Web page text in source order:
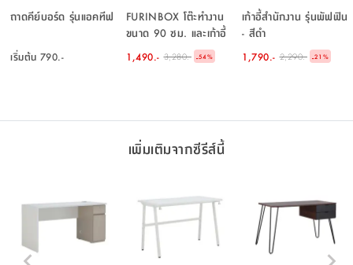
ถาดคีย์บอร์ด รุ่นแอคทีฟ
เริ่มต้น 790.-
FURINBOX โต๊ะทำงาน
ขนาด 90 ซม. และเก้าอี้
สำนักงาน รุ่นสมาร์ท+ดาร์
บี้ - สีธรรมชาติ/ดำ
1,490.- 3,280.- -54%
เก้าอี้สำนักงาน รุ่นพัฟฟิน
- สีดำ
1,790.- 2,290.- -21 %
เพิ่มเติมจากซีรีส์นี้